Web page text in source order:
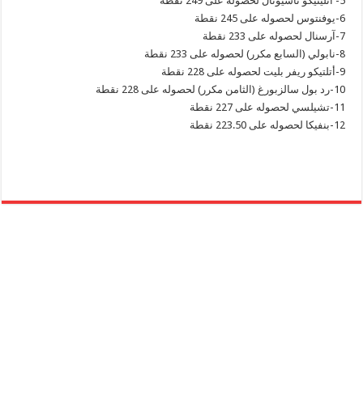
6-يوفنتوس لحصوله على 245 نقطة
7-آرسنال لحصوله على 233 نقطة
8-نابولي (السابع مكرر) لحصوله على 233 نقطة
9-أتلتيكو ريفر بليت لحصوله على 228 نقطة
10-رد بول سالزبورغ (الثامن مكرر) لحصوله على 228 نقطة
11-تشيلسي لحصوله على 227 نقطة
12-بنفيكا لحصوله على 223.50 نقطة